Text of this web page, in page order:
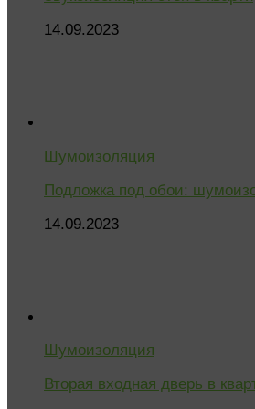
14.09.2023
Шумоизоляция
Подложка под обои:
14.09.2023
Шумоизоляция
Вторая входная дверь в